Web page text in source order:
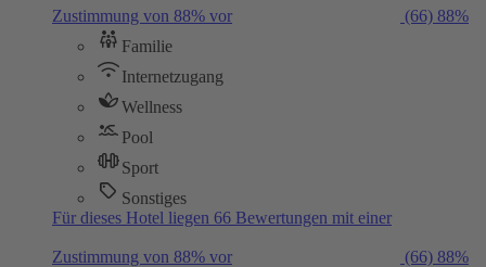
Zustimmung von 88% vor (66) 88%
Familie
Internetzugang
Wellness
Pool
Sport
Sonstiges
Für dieses Hotel liegen 66 Bewertungen mit einer
Zustimmung von 88% vor (66) 88%